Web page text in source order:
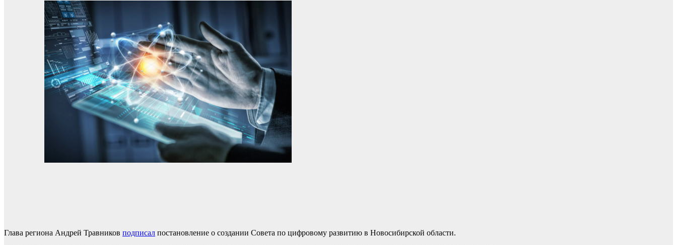
Глава региона Андрей Травников подписал постановление о создании Совета по цифровому развитию в Новосибирской области.